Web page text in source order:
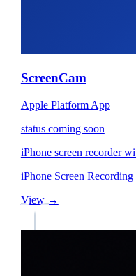
ScreenCam
Apple Platform App
status coming soon
iPhone screen recorder
iPhone Screen Recording
View →